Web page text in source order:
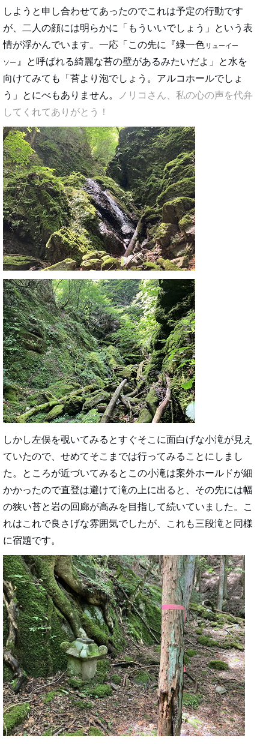
しようと申し合わせてあったのでこれは予定の行動です
が、二人の顔には明らかに「もういいでしょう」という表
情が浮かんでいます。一応「この先に『緑一色 リューイー
ソー 』と呼ばれる綺麗な苔の壁があるみたいだよ」と水を
向けてみても「苔より泡でしょう。アルコホールでしょ
う」とにべもありません。
ノリコさん、私の心の声を代弁
してくれてありがとう！
しかし左俣を覗いてみるとすぐそこに面白げな小滝が見え
ていたので、せめてそこまでは行ってみることにしまし
た。ところが近づいてみるとこの小滝は案外ホールドが細
かかったので直登は避けて滝の上に出ると、その先には幅
の狭い苔と岩の回廊が高みを目指して続いていました。こ
れはこれで良さげな雰囲気でしたが、これも三段滝と同様
に宿題です。